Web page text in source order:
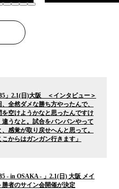
」2.1(日)大阪 ＜インタビュー＞
全然ダメな勝ち方やったんで、
を空けようかなと思ったんですけ
違うなと。試合をバンバンやって
感覚が取り戻せへんと思って。
からはガンガン行きます」
- in OSAKA - 」2.1(日) 大阪 メイ
勝者のサイン会開催が決定